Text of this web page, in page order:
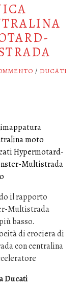
/ DUCATI
il rapporto
Multistrada
basso.
di crociera di
con centralina
Ducati